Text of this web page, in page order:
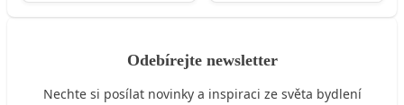
Odebírejte newsletter
Nechte si posílat novinky a inspiraci ze světa bydlení